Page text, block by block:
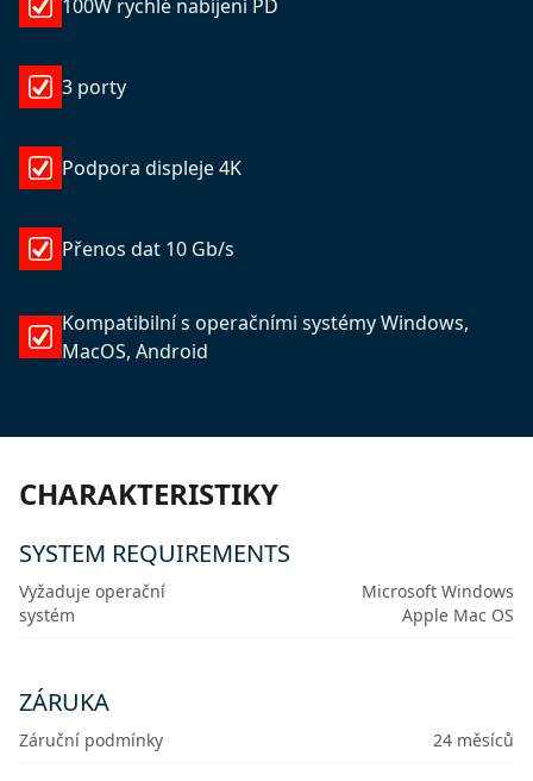
100W rychlé nabíjení PD
3 porty
Podpora displeje 4K
Přenos dat 10 Gb/s
Kompatibilní s operačními systémy Windows,
MacOS, Android
CHARAKTERISTIKY
SYSTEM REQUIREMENTS
Vyžaduje operační
systém
Microsoft Windows
Apple Mac OS
ZÁRUKA
Záruční podmínky 24 měsíců